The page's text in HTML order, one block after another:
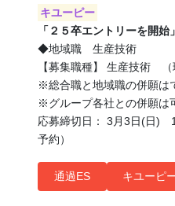
キユーピー
「２５卒エントリーを開始」
◆地域職 生産技術
【募集職種】 生産技術 （
※総合職と地域職の併願は
※グループ各社との併願
応募締切日： 3月3日(日)
予約）
通過ES キユーピ